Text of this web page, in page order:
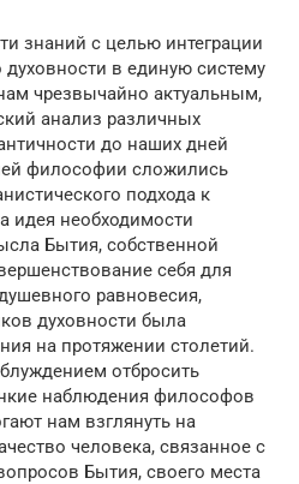
знаний с целью интеграции
в единую систему
чрезвычайно актуальным,
анализ различных
до наших дней
философии сложились
подхода к
идея необходимости
Бытия, собственной
себя для
равновесия,
духовности была
на протяжении столетий.
отбросить
наблюдения философов
нам взглянуть на
человека, связанное с
Бытия, своего места